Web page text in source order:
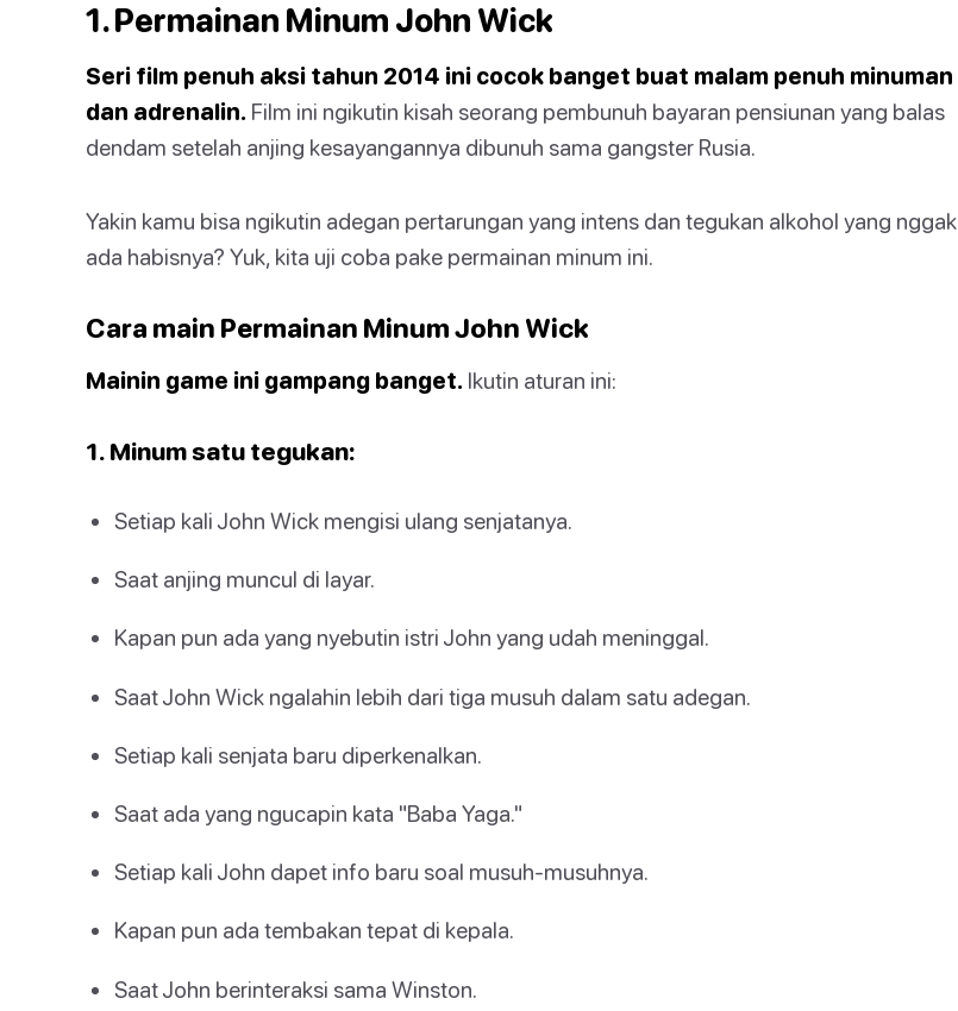
1. Permainan Minum John Wick
Seri film penuh aksi tahun 2014 ini cocok banget buat malam penuh minuman
dan adrenalin. Film ini ngikutin kisah seorang pembunuh bayaran pensiunan yang balas
dendam setelah anjing kesayangannya dibunuh sama gangster Rusia.
Yakin kamu bisa ngikutin adegan pertarungan yang intens dan tegukan alkohol yang nggak
ada habisnya? Yuk, kita uji coba pake permainan minum ini.
Cara main Permainan Minum John Wick
Mainin game ini gampang banget. Ikutin aturan ini:
1. Minum satu tegukan:
Setiap kali John Wick mengisi ulang senjatanya.
Saat anjing muncul di layar.
Kapan pun ada yang nyebutin istri John yang udah meninggal.
Saat John Wick ngalahin lebih dari tiga musuh dalam satu adegan.
Setiap kali senjata baru diperkenalkan.
Saat ada yang ngucapin kata "Baba Yaga."
Setiap kali John dapet info baru soal musuh-musuhnya.
Kapan pun ada tembakan tepat di kepala.
Saat John berinteraksi sama Winston.